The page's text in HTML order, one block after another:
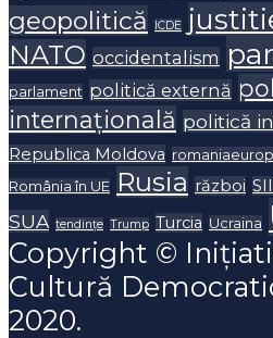
geopolitică ICDE
NATO occidentalism
parlament politică externă
internațională politică
Republica Moldova
România în UE Rusia război
SUA tendințe Trump Turcia Ucraina
Copyright ©
Cultură
2020.